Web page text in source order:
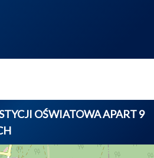
OŚWIATOWA APART 9